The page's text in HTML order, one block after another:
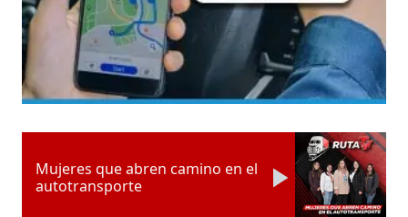
Mujeres que abren camino en el
autotransporte